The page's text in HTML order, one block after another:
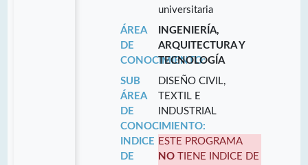
universitaria
ÁREA
DE
CONOCIMIENTO:
INGENIERÍA,
ARQUITECTURA Y
TECNOLOGÍA
SUB
ÁREA
DE
CONOCIMIENTO:
DISEÑO CIVIL,
TEXTIL E
INDUSTRIAL
INDICE
DE
ESTE PROGRAMA
NO TIENE INDICE DE